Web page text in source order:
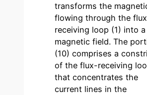
transforms the
flowing through the flux
receiving loop (1) into
magnetic field. The
(10) comprises a
of the flux-receiving
that concentrates the
current lines in the